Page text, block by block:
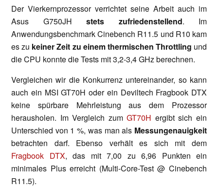
Der Vierkernprozessor verrichtet seine Arbeit auch im
Asus G750JH stets zufriedenstellend. Im
Anwendungsbenchmark Cinebench R11.5 und R10 kam
es zu keiner Zeit zu einem thermischen Throttling und
die CPU konnte die Tests mit 3,2-3,4 GHz berechnen.
Vergleichen wir die Konkurrenz untereinander, so kann
auch ein MSI GT70H oder ein Deviltech Fragbook DTX
keine spürbare Mehrleistung aus dem Prozessor
herausholen. Im Vergleich zumGT70H ergibt sich ein
Unterschied von 1 %, was man als Messungenauigkeit
betrachten darf. Ebenso verhält es sich mit dem
Fragbook DTX, das mit 7,00 zu 6,96 Punkten ein
minimales Plus erreicht (Multi-Core-Test @ Cinebench
R11.5).